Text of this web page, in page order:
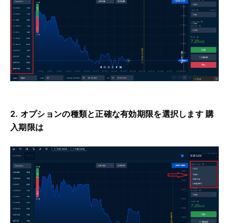
2. オプションの種類と正確な有効期限を選択します 購
入期限は